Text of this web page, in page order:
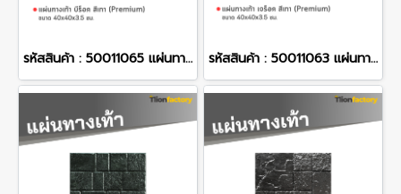
รหัสสินค้า : 50011065 แผ่นทางเท้า ลายบีร็อค สีเทา (Premium) 40 x 40 x 3.5 ซม. รหัสสินค้า : 50011063 แผ่นทางเท้า ลายเจร็อค สีเทา (Premium) 40 x 40 x 3.5 ซม.